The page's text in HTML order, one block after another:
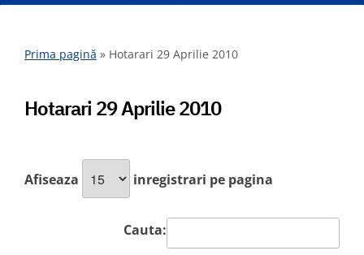
Prima pagină » Hotarari 29 Aprilie 2010
Hotarari 29 Aprilie 2010
Afiseaza inregistrari pe pagina
Cauta: